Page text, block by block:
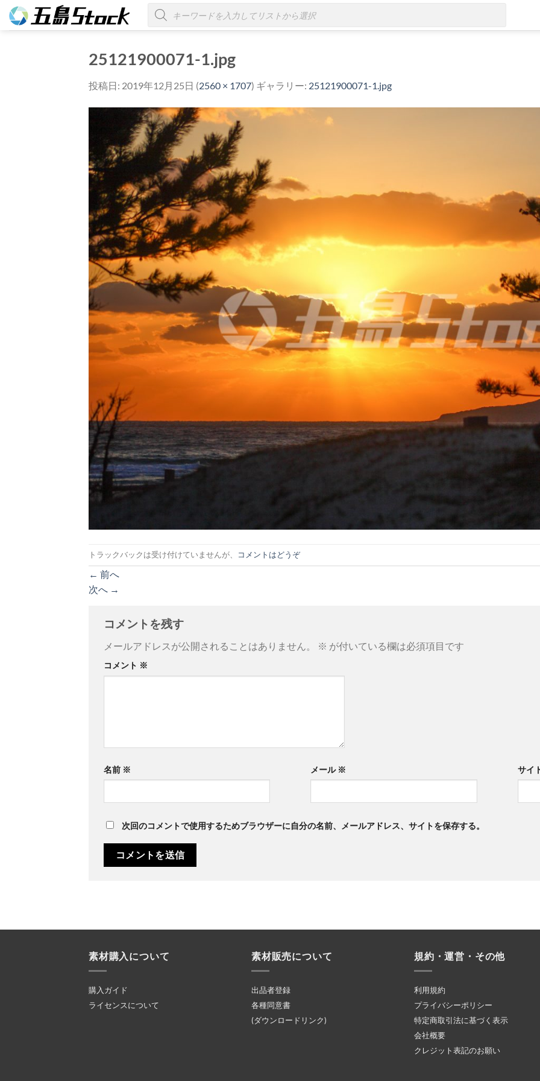
Skip
索
25121900071-1.jpg
投稿日: 2019年12月25日 (2560 × 1707) ギャラリー: 25121900071-1.jpg
トラックバックは受け付けていませんが、 コメントはどうぞ
← 前へ
次へ →
コメントを残す
メールアドレスが公開されることはありません。 ※ が付いている欄は必須項目です
コメント ※
名前 ※ メール ※ サイ
次回のコメントで使用するためブラウザーに自分の名前、メールアドレス、サイトを保存する。
素材購入について
購入ガイド
ライセンスについて
素材販売について
出品者登録
各種同意書
(ダウンロードリンク)
規約・運営・その他
利用規約
プライバシーポリシー
特定商取引法に基づく表示
会社概要
クレジット表記のお願い